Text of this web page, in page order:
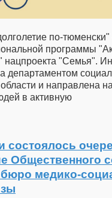
по-
программы
нацпроекта "Семья".
департаментом
и направлена
в активную
состоялось
Общественного
медико-